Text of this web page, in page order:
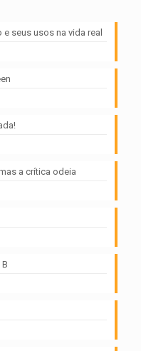
seus usos na vida real
a crítica odeia